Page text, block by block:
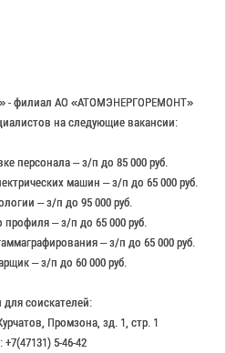
- филиал АО «АТОМЭНЕРГОРЕМОНТ»
на следующие вакансии:
персонала – з/п до 85 000 руб.
машин – з/п до 65 000 руб.
– з/п до 95 000 руб.
– з/п до 65 000 руб.
– з/п до 65 000 руб.
– з/п до 60 000 руб.
для соискателей:
Промзона, зд. 1, стр. 1
5-46-42